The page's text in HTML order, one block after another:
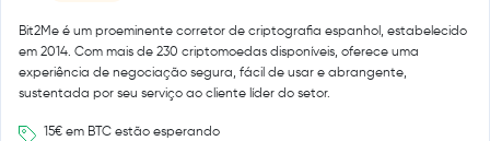
Bit2Me é um proeminente corretor de criptografia espanhol, estabelecido
em 2014. Com mais de 230 criptomoedas disponíveis, oferece uma
experiência de negociação segura, fácil de usar e abrangente,
sustentada por seu serviço ao cliente líder do setor.
15€ em BTC estão esperando